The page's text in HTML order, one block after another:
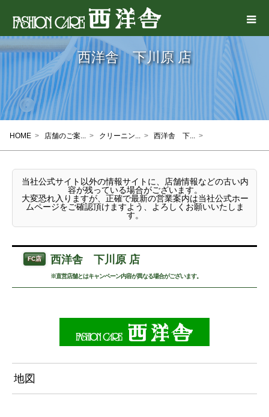
西洋舎 下川原 店
HOME > 店舗のご案... > クリーニン... > 西洋舎 下... >
当社公式サイト以外の情報サイトに、店舗情報などの古い内
容が残っている場合がございます。
大変恐れ入りますが、正確で最新の営業案内は当社公式ホー
ムページをご確認頂けますよう、よろしくお願いいたしま
す。
FC店 西洋舎 下川原 店
※直営店舗とはキャンペーン内容が異なる場合がございます。
地図